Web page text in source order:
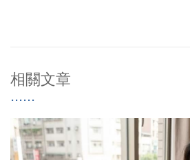
相關文章